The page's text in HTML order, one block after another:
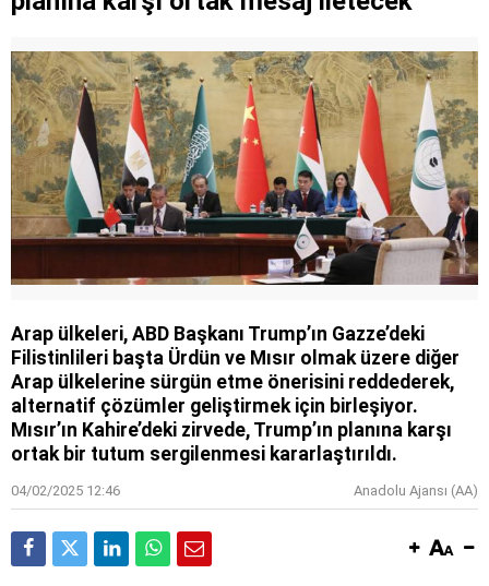
kişiye tutuklama
Arap ülkeleri, ABD Başkanı Trump’ın Gazze’deki
Filistinlileri başta Ürdün ve Mısır olmak üzere diğer
Arap ülkelerine sürgün etme önerisini reddederek,
alternatif çözümler geliştirmek için birleşiyor.
Mısır’ın Kahire’deki zirvede, Trump’ın planına karşı
ortak bir tutum sergilenmesi kararlaştırıldı.
04/02/2025 12:46 Anadolu Ajansı (AA)